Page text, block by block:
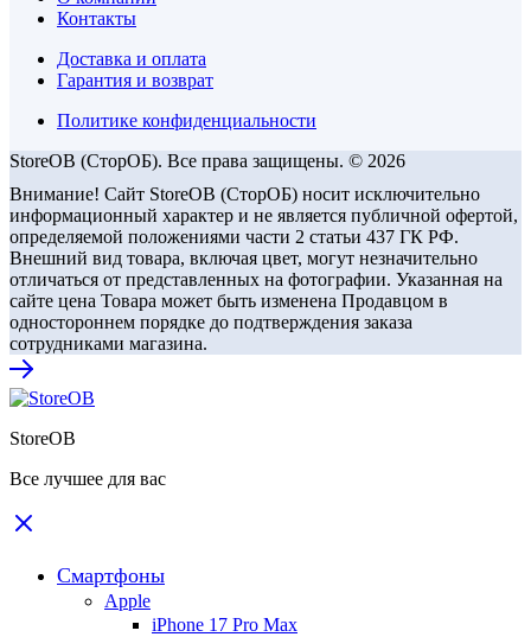
Контакты
Доставка и оплата
Гарантия и возврат
Политике конфиденциальности
StoreOB (CторОБ). Все права защищены. © 2026
Внимание! Сайт StoreOB (СторОБ) носит исключительно
информационный характер и не является публичной офертой,
определяемой положениями части 2 статьи 437 ГК РФ.
Внешний вид товара, включая цвет, могут незначительно
отличаться от представленных на фотографии. Указанная на
сайте цена Товара может быть изменена Продавцом в
одностороннем порядке до подтверждения заказа
сотрудниками магазина.
StoreOB
Все лучшее для вас
Смартфоны
Apple
iPhone 17 Pro Max